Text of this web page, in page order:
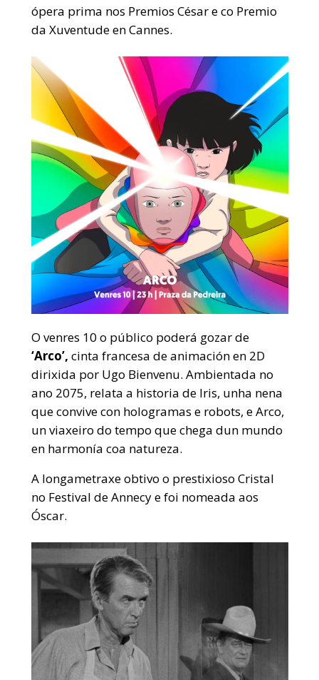
ópera prima nos Premios César e co Premio
da Xuventude en Cannes.
O venres 10 o público poderá gozar de
‘Arco’, cinta francesa de animación en 2D
dirixida por Ugo Bienvenu. Ambientada no
ano 2075, relata a historia de Iris, unha nena
que convive con hologramas e robots, e Arco,
un viaxeiro do tempo que chega dun mundo
en harmonía coa natureza.
A longametraxe obtivo o prestixioso Cristal
no Festival de Annecy e foi nomeada aos
Óscar.